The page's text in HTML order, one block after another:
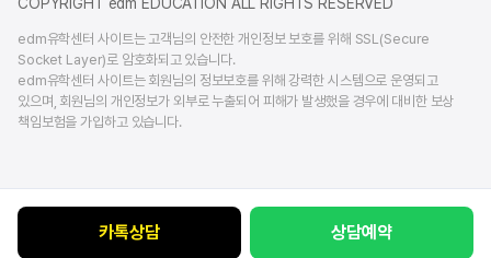
카톡상담 상담예약
edm유학센터 사이트는 고객님의 안전한 개인정보 보호를 위해 SSL(Secure
Socket Layer)로 암호화되고 있습니다.
edm유학센터 사이트는 회원님의 정보보호를 위해 강력한 시스템으로 운영되고
있으며, 회원님의 개인정보가 외부로 누출되어 피해가 발생했을 경우에 대비한 보상
책임보험을 가입하고 있습니다.